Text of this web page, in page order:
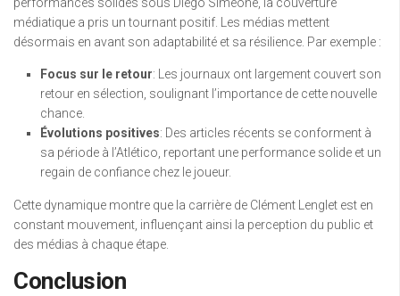
performances solides sous Diego Simeone, la couverture
médiatique a pris un tournant positif. Les médias mettent
désormais en avant son adaptabilité et sa résilience. Par exemple :
Focus sur le retour: Les journaux ont largement couvert son
retour en sélection, soulignant l’importance de cette nouvelle
chance.
Évolutions positives: Des articles récents se conforment à
sa période à l’Atlético, reportant une performance solide et un
regain de confiance chez le joueur.
Cette dynamique montre que la carrière de Clément Lenglet est en
constant mouvement, influençant ainsi la perception du public et
des médias à chaque étape.
Conclusion